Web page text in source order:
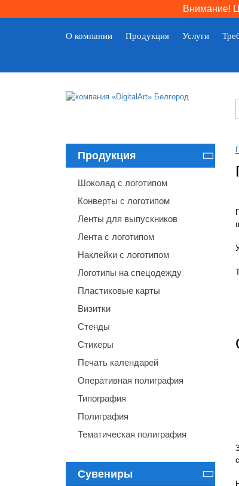
Внимание!
О компании Продукция Услуги
Продукция 
Шоколад с логотипом
Конверты с логотипом
Ленты для выпускников
Лента с логотипом
Наклейки с логотипом
Логотипы на спецодежду
Пластиковые карты
Визитки
Стенды
Стикеры
Печать календарей
Оперативная полиграфия
Типография
Полиграфия
Тематическая полиграфия
Сувениры 